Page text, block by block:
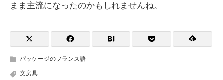
まま主流になったのかもしれませんね。
パッケージのフランス語
文房具